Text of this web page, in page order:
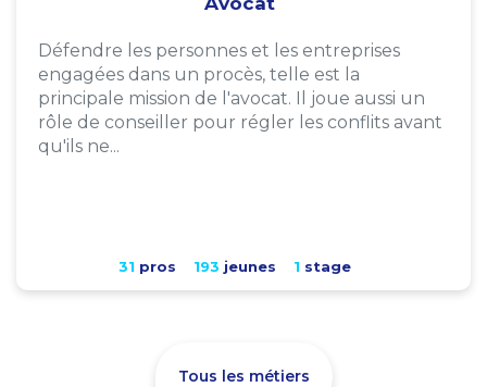
Défendre les personnes et les entreprises
engagées dans un procès, telle est la
principale mission de l'avocat. Il joue aussi un
rôle de conseiller pour régler les conflits avant
qu'ils ne...
31 pros 193 jeunes 1 stage
Tous les métiers